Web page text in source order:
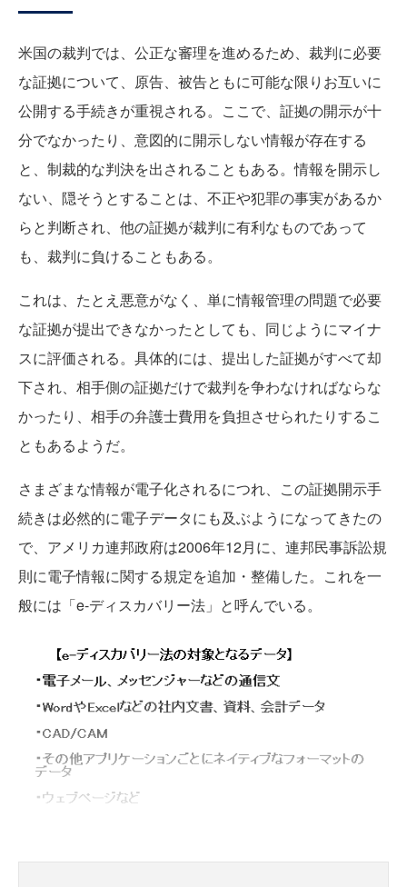
米国の裁判では、公正な審理を進めるため、裁判に必要
な証拠について、原告、被告ともに可能な限りお互いに
公開する手続きが重視される。ここで、証拠の開示が十
分でなかったり、意図的に開示しない情報が存在する
と、制裁的な判決を出されることもある。情報を開示し
ない、隠そうとすることは、不正や犯罪の事実があるか
らと判断され、他の証拠が裁判に有利なものであって
も、裁判に負けることもある。
これは、たとえ悪意がなく、単に情報管理の問題で必要
な証拠が提出できなかったとしても、同じようにマイナ
スに評価される。具体的には、提出した証拠がすべて却
下され、相手側の証拠だけで裁判を争わなければならな
かったり、相手の弁護士費用を負担させられたりするこ
ともあるようだ。
さまざまな情報が電子化されるにつれ、この証拠開示手
続きは必然的に電子データにも及ぶようになってきたの
で、アメリカ連邦政府は2006年12月に、連邦民事訴訟規
則に電子情報に関する規定を追加・整備した。これを一
般には「e-ディスカバリー法」と呼んでいる。